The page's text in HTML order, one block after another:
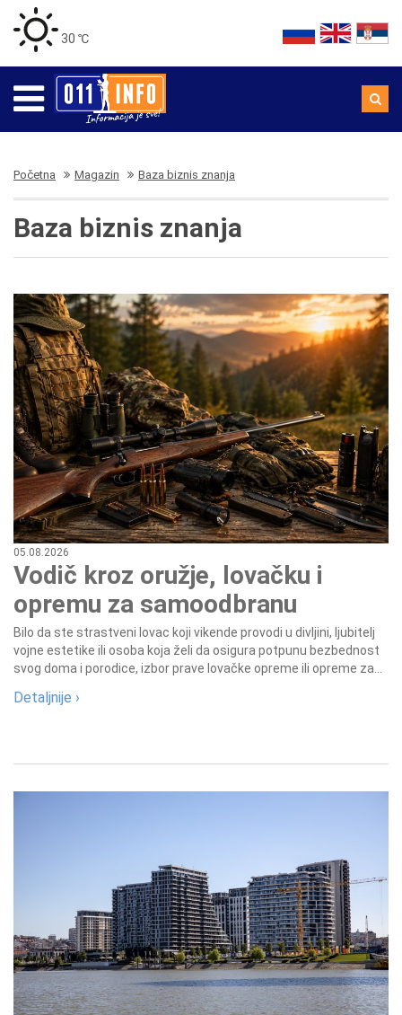
30 ℃
Početna Magazin Baza biznis znanja
Baza biznis znanja
05.08.2026
Vodič kroz oružje, lovačku i
opremu za samoodbranu
Bilo da ste strastveni lovac koji vikende provodi u divljini, ljubitelj
vojne estetike ili osoba koja želi da osigura potpunu bezbednost
svog doma i porodice, izbor prave lovačke opreme ili opreme za...
Detaljnije ›